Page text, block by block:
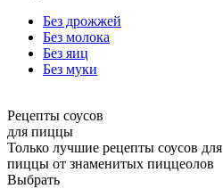
Без дрожжей
Без молока
Без яиц
Без муки
Рецепты соусов
для пиццы
Только лучшие рецепты соусов для
пиццы от знаменитых пиццеолов
Выбрать